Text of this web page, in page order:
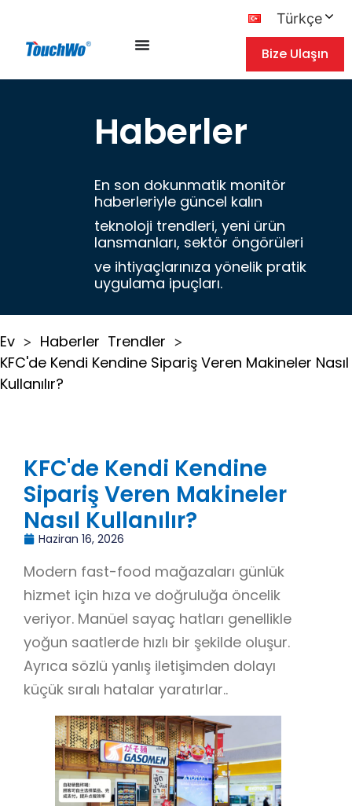
Türkçe
Bize Ulaşın
Haberler
En son dokunmatik monitör
haberleriyle güncel kalın
teknoloji trendleri, yeni ürün
lansmanları, sektör öngörüleri
ve ihtiyaçlarınıza yönelik pratik
uygulama ipuçları.
Ev > Haberler Trendler >
KFC'de Kendi Kendine Sipariş Veren Makineler Nasıl
Kullanılır?
KFC'de Kendi Kendine
Sipariş Veren Makineler
Nasıl Kullanılır?
Haziran 16, 2026
Modern fast-food mağazaları günlük
hizmet için hıza ve doğruluğa öncelik
veriyor. Manüel sayaç hatları genellikle
yoğun saatlerde hızlı bir şekilde oluşur.
Ayrıca sözlü yanlış iletişimden dolayı
küçük sıralı hatalar yaratırlar..